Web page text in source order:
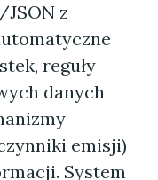
z
reguły
danych
emisji)
System